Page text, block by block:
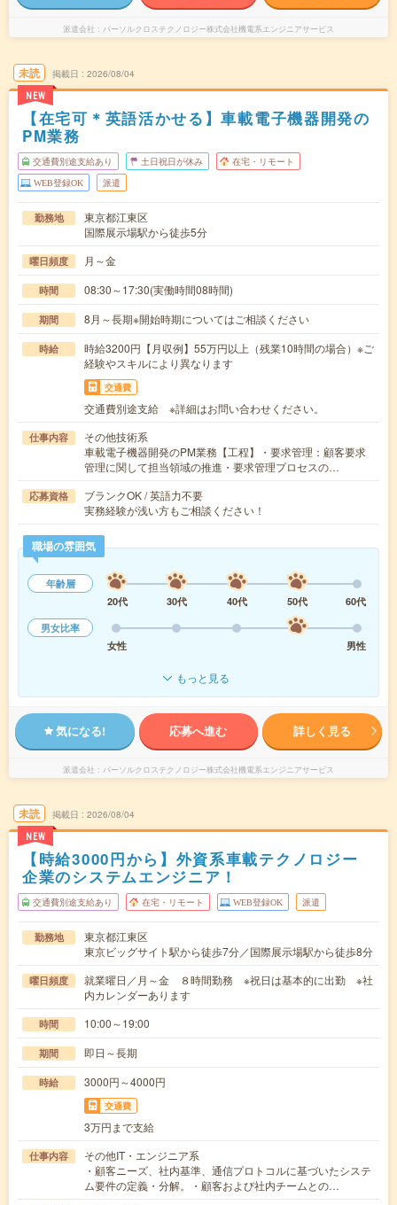
派遣会社 パーソルクロステクノロジー株式会社機電系エンジニアサービス
未読
NEW
掲載日 2026/08/04
【在宅可＊英語活かせる】車載電子機器開発の
PM業務
交通費別途支給あり 土日祝日が休み 在宅・リモート
WEB登録OK 派遣
勤務地
東京都江東区
国際展示場駅から徒歩5分
曜日頻度 月～金
時間 08:30～17:30(実働時間08時間)
期間 8月～長期※開始時期についてはご相談ください
時給
時給3200円【月収例】55万円以上（残業10時間の場合）※ご
経験やスキルにより異なります
交通費
交通費別途支給 ※詳細はお問い合わせください。
仕事内容
その他技術系
車載電子機器開発のPM業務【工程】・要求管理：顧客要求
管理に関して担当領域の推進・要求管理プロセスの…
応募資格
ブランクOK / 英語力不要
実務経験が浅い方もご相談ください！
職場の雰囲気
年齢層
20代
30代 40代 50代
60代
男女比率
女性
男性
もっと見る
気になる! 応募へ進む 詳しく見る
派遣会社 パーソルクロステクノロジー株式会社機電系エンジニアサービス
未読
NEW
掲載日 2026/08/04
【時給3000円から】外資系車載テクノロジー
企業のシステムエンジニア！
交通費別途支給あり 在宅・リモート WEB登録OK 派遣
勤務地
東京都江東区
東京ビッグサイト駅から徒歩7分／国際展示場駅から徒歩8分
曜日頻度
就業曜日／月～金 ８時間勤務 ※祝日は基本的に出勤 ※社
内カレンダーあります
時間 10:00～19:00
期間 即日～長期
時給 3000円～4000円
交通費
3万円まで支給
仕事内容
その他IT・エンジニア系
・顧客ニーズ、社内基準、通信プロトコルに基づいたシステ
ム要件の定義・分解。・顧客および社内チームとの…